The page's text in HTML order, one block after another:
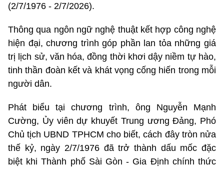
(2/7/1976 - 2/7/2026).
Thông qua ngôn ngữ nghệ thuật kết hợp công nghệ
hiện đại, chương trình góp phần lan tỏa những giá
trị lịch sử, văn hóa, đồng thời khơi dậy niềm tự hào,
tinh thần đoàn kết và khát vọng cống hiến trong mỗi
người dân.
Phát biểu tại chương trình, ông Nguyễn Mạnh
Cường, Ủy viên dự khuyết Trung ương Đảng, Phó
Chủ tịch UBND TPHCM cho biết, cách đây tròn nửa
thế kỷ, ngày 2/7/1976 đã trở thành dấu mốc đặc
biệt khi Thành phố Sài Gòn - Gia Định chính thức